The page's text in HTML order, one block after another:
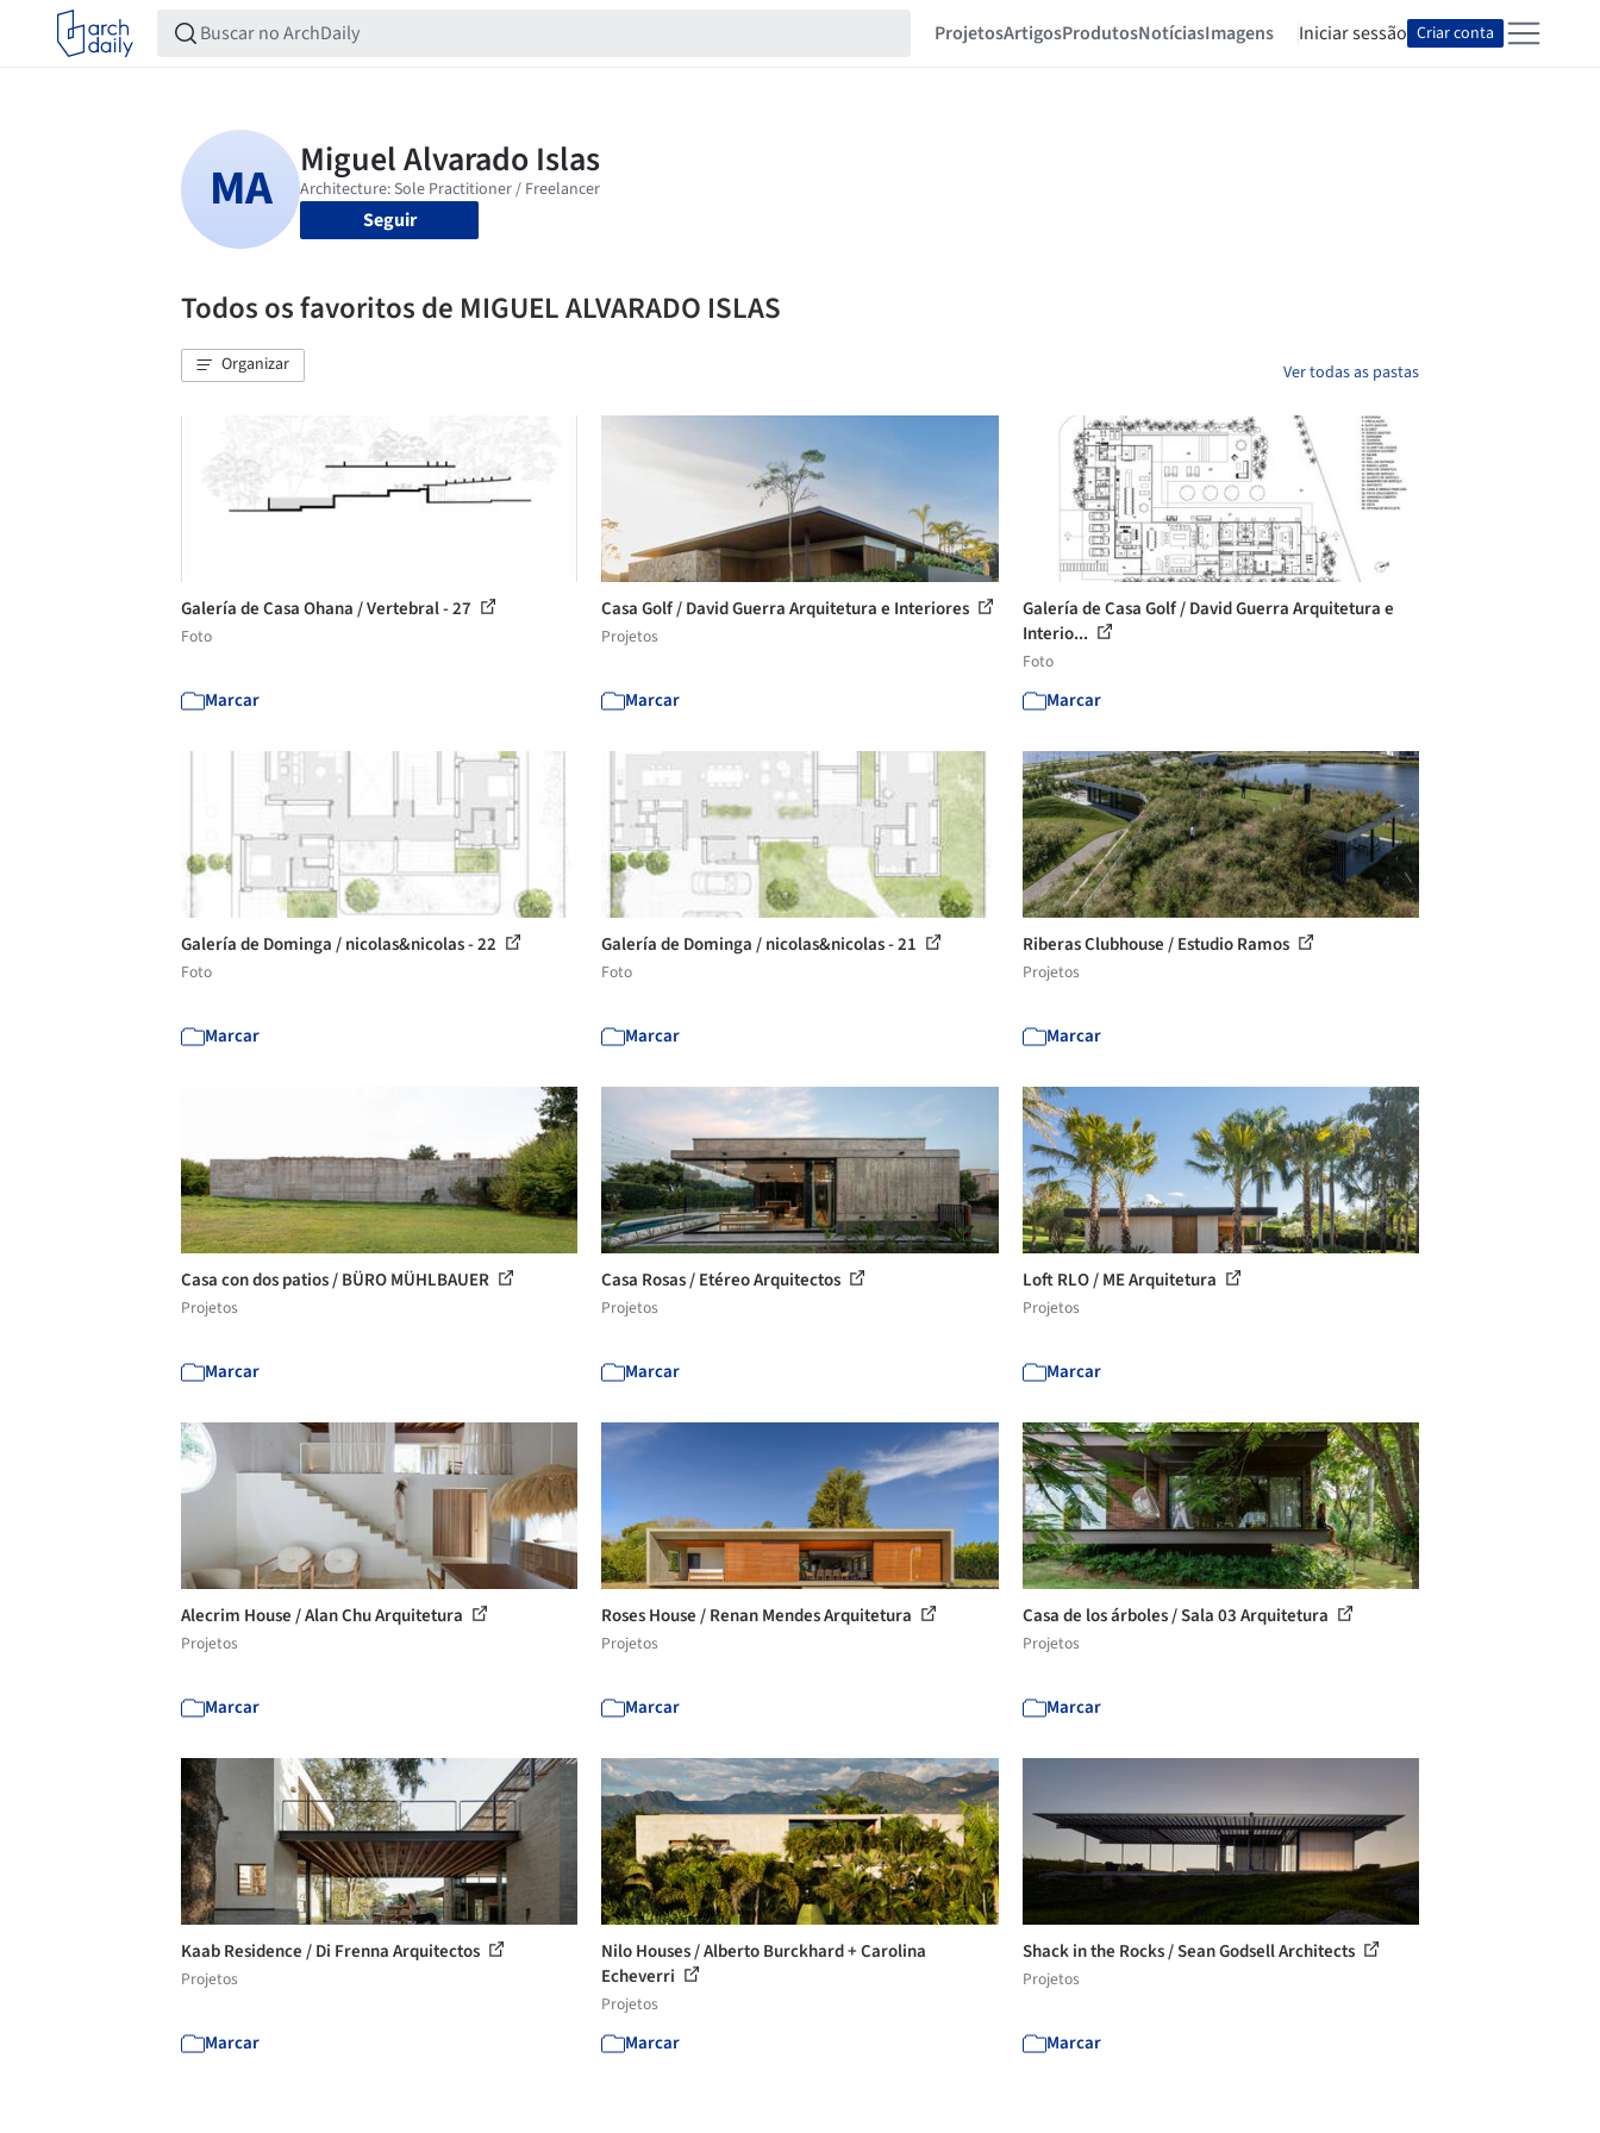
ProjetosArtigosProdutosNotíciasImagens Iniciar sessão Criar conta
Seguir
Todos os favoritos de MIGUEL ALVARADO ISLAS
Organizar Ver todas as pastas
Galería de Casa Ohana / Vertebral - 27
Foto
Marcar
Casa Golf / David Guerra Arquitetura e Interiores
Projetos
Marcar
Galería de Casa Golf / David Guerra Arquitetura e
Interio...
Foto
Marcar
Galería de Dominga / nicolas&nicolas - 22
Foto
Marcar
Galería de Dominga / nicolas&nicolas - 21
Foto
Marcar
Riberas Clubhouse / Estudio Ramos
Projetos
Marcar
Casa con dos patios / BÜRO MÜHLBAUER
Projetos
Marcar
Casa Rosas / Etéreo Arquitectos
Projetos
Marcar
Loft RLO / ME Arquitetura
Projetos
Marcar
Alecrim House / Alan Chu Arquitetura
Projetos
Marcar
Roses House / Renan Mendes Arquitetura
Projetos
Marcar
Casa de los árboles / Sala 03 Arquitetura
Projetos
Marcar
Kaab Residence / Di Frenna Arquitectos
Projetos
Marcar
Nilo Houses / Alberto Burckhard + Carolina
Echeverri
Projetos
Marcar
Shack in the Rocks / Sean Godsell Architects
Projetos
Marcar